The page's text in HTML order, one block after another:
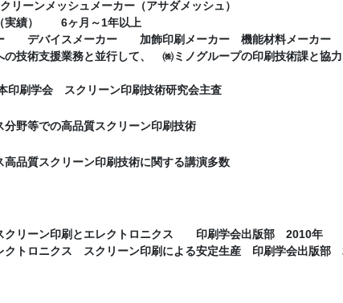
ーンメッシュメーカー（アサダメッシュ）
実績） 6ヶ月～1年以上
デバイスメーカー 加飾印刷メーカー 機能材料メーカー
の技術支援業務と並行して、 ㈱ミノグループの印刷技術課と協
学会 スクリーン印刷技術研究会主査
分野等での高品質スクリーン印刷技術
高品質スクリーン印刷技術に関する講演多数
クリーン印刷とエレクトロニクス 印刷学会出版部 2010年
クトロニクス スクリーン印刷による安定生産 印刷学会出版部